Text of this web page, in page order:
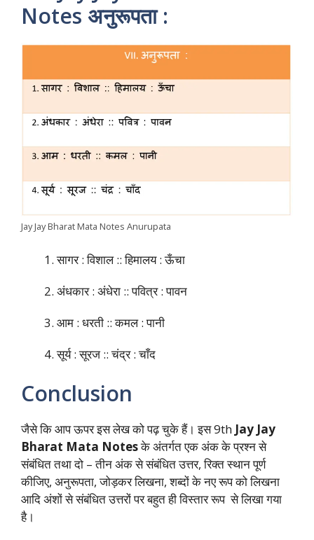
Notes अनुरूपता :
Jay Jay Bharat Mata Notes Anurupata
सागर : विशाल :: हिमालय : ऊँचा
अंधकार : अंधेरा :: पवित्र : पावन
आम : धरती :: कमल : पानी
सूर्य : सूरज :: चंद्र : चाँद
Conclusion
जैसे कि आप ऊपर इस लेख को पढ़ चुके हैं। इस 9th Jay Jay
Bharat Mata Notesके अंतर्गत एक अंक के प्रश्न से
संबंधित तथा दो – तीन अंक से संबंधित उत्तर, रिक्त स्थान पूर्ण
कीजिए, अनुरूपता, जोड़कर लिखना, शब्दों के नए रूप को लिखना
आदि अंशों से संबंधित उत्तरों पर बहुत ही विस्तार रूप से लिखा गया
है।